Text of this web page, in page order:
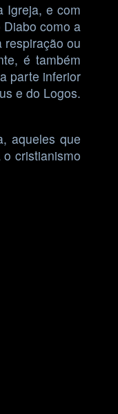
Igreja, e com
como a
respiração ou
é também
parte inferior
e do Logos.
aqueles que
cristianismo